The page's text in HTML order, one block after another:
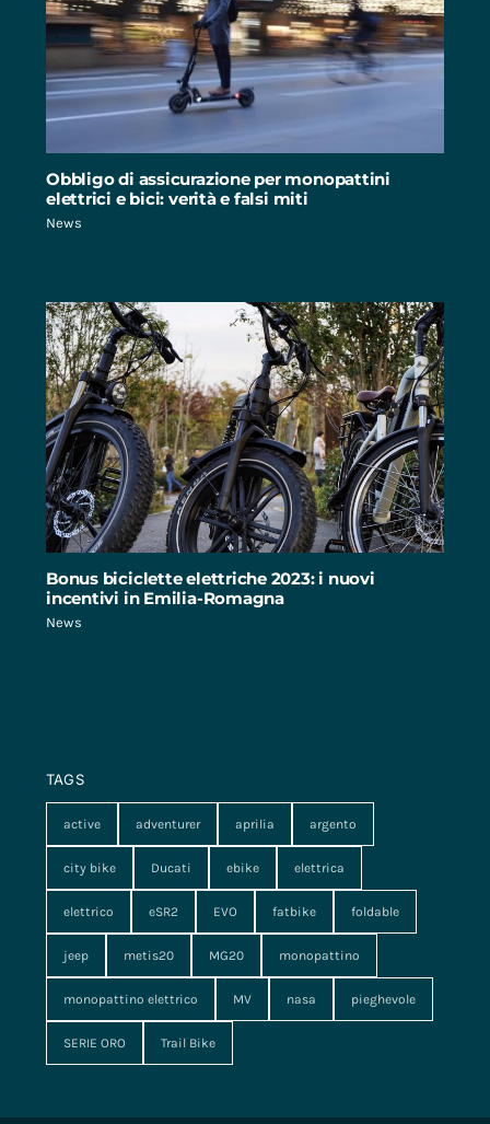
Obbligo di assicurazione per monopattini
elettrici e bici: verità e falsi miti
News
Bonus biciclette elettriche 2023: i nuovi
incentivi in Emilia-Romagna
News
TAGS
active adventurer aprilia argento
city bike Ducati ebike elettrica
elettrico eSR2 EVO fatbike foldable
jeep metis20 MG20 monopattino
monopattino elettrico MV nasa pieghevole
SERIE ORO Trail Bike